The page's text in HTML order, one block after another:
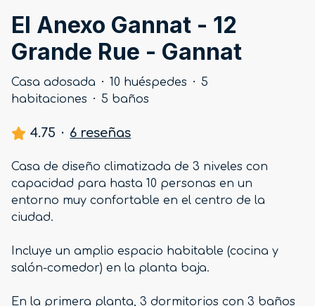
El Anexo Gannat - 12
Grande Rue - Gannat
Casa adosada · 10 huéspedes · 5
habitaciones · 5 baños
4.75 · 6 reseñas
Casa de diseño climatizada de 3 niveles con
capacidad para hasta 10 personas en un
entorno muy confortable en el centro de la
ciudad.
Incluye un amplio espacio habitable (cocina y
salón-comedor) en la planta baja.
En la primera planta, 3 dormitorios con 3 baños